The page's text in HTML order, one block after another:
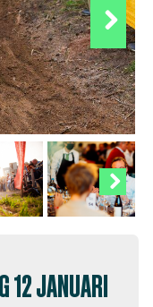
Next
Next
12 JANUARI